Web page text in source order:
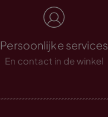
Persoonlijke services
En contact in de winkel